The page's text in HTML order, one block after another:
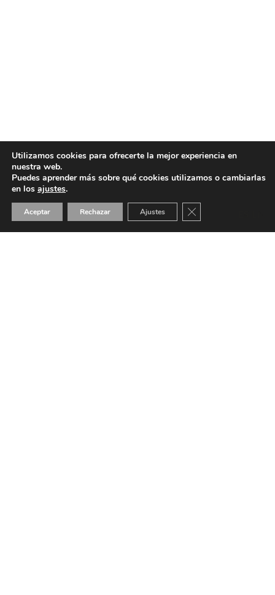
Utilizamos cookies para ofrecerte la mejor experiencia en
nuestra web.
Puedes aprender más sobre qué cookies utilizamos o cambiarlas
en los ajustes.
Aceptar Rechazar Ajustes Cerrar el banner de